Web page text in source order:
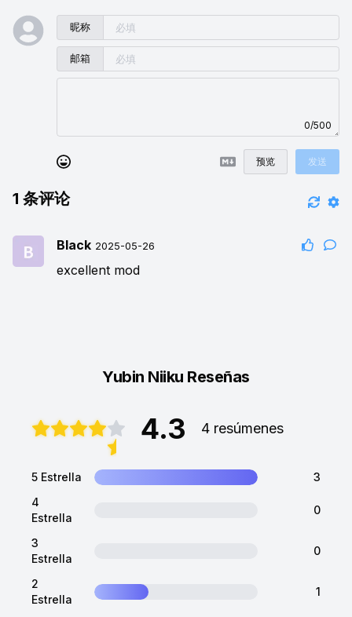
昵称
邮箱
0/500
预览 发送
1 条评论
Black 2025-05-26
excellent mod
Yubin Niiku Reseñas
4.3 4 resúmenes
5 Estrella
3
4
Estrella
0
3
Estrella
0
2
Estrella
1